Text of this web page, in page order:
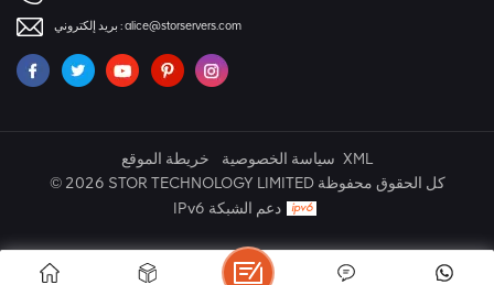
بريد إلكتروني :alice@storservers.com
خريطة الموقع سياسة الخصوصية XML
© 2026 STOR TECHNOLOGY LIMITED كل الحقوق محفوظة
IPv6 دعم الشبكة